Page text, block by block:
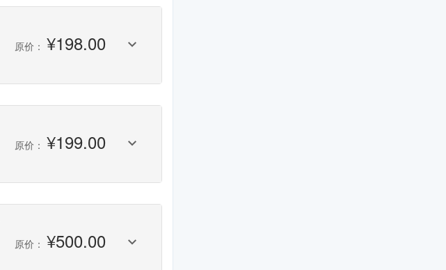
原价： ¥198.00
原价： ¥199.00
原价： ¥500.00